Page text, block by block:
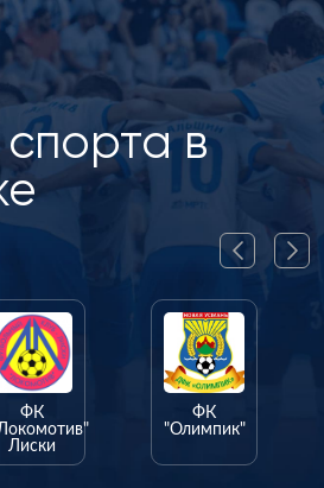
в
ФК
Лиски
ФК
"Олимпик"